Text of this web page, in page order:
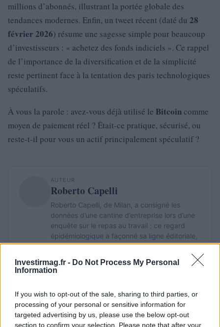
Investirmag.fr - Do Not Process My Personal
Information
If you wish to opt-out of the sale, sharing to third parties, or
processing of your personal or sensitive information for
targeted advertising by us, please use the below opt-out
section to confirm your selection. Please note that after your
millions d’abonnés, illustrant la portée globale des
tendances modernes. Enfin, un tweet récent (daté du 28
février 2026) résume une sagesse simple pour beaucoup
d’investisseurs : « achetez des fonds indiciels ». Ce rappel
de l’importance de la diversification et de la simplicité
reste pertinent face à la tentation des paris technologiques
spéculatifs.
À vous la parole : avez-vous déjà utilisé le Bitcoincomme
moyen de paiement réel ? Était-ce pratique, sécurisé, ou
reste-t-il pour vous un actif principalement spéculatif ?
AUTEUR
Roberto Capelli
Roberto Capelli, de Milan, a consigné les
données d’une cantine d’entreprise lors d’une
enquête sur le repas au travail ; ce regard
épidémiologique a façonné sa ligne éditoriale,
axée sur des choix alimentaires mesurés. En
conserve des recettes légères écrites à la